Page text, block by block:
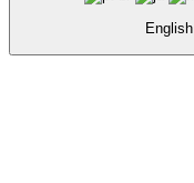
English